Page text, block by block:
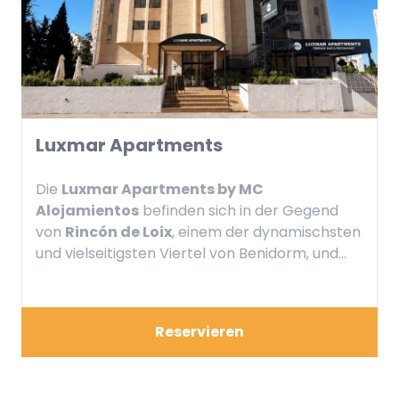
Luxmar Apartments
Die Luxmar Apartments by MC
Alojamientos befinden sich in der Gegend
von Rincón de Loix, einem der dynamischsten
und vielseitigsten Viertel von Benidorm, und
Reservieren